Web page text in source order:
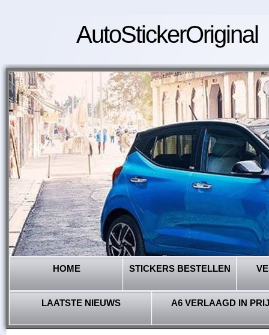
AutoStickerOriginal
HOME STICKERS BESTELLEN
LAATSTE NIEUWS A6 VERLAAGD IN